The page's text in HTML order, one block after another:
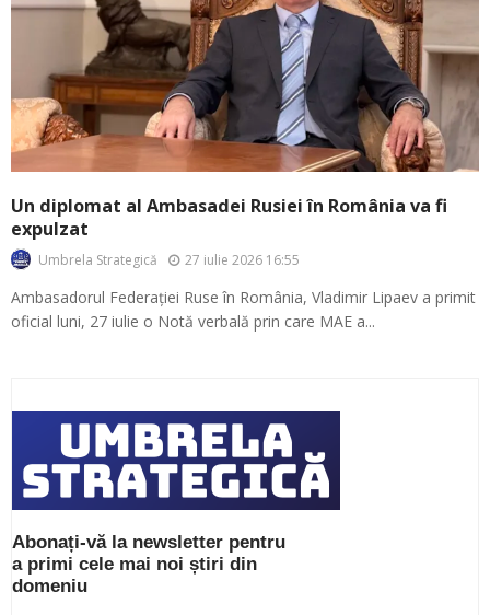
Un diplomat al Ambasadei Rusiei în România va fi
expulzat
Umbrela Strategică 27 iulie 2026 16:55
Ambasadorul Federației Ruse în România, Vladimir Lipaev a primit
oficial luni, 27 iulie o Notă verbală prin care MAE a...
Abonați-vă la newsletter pentru
a primi cele mai noi știri din
domeniu